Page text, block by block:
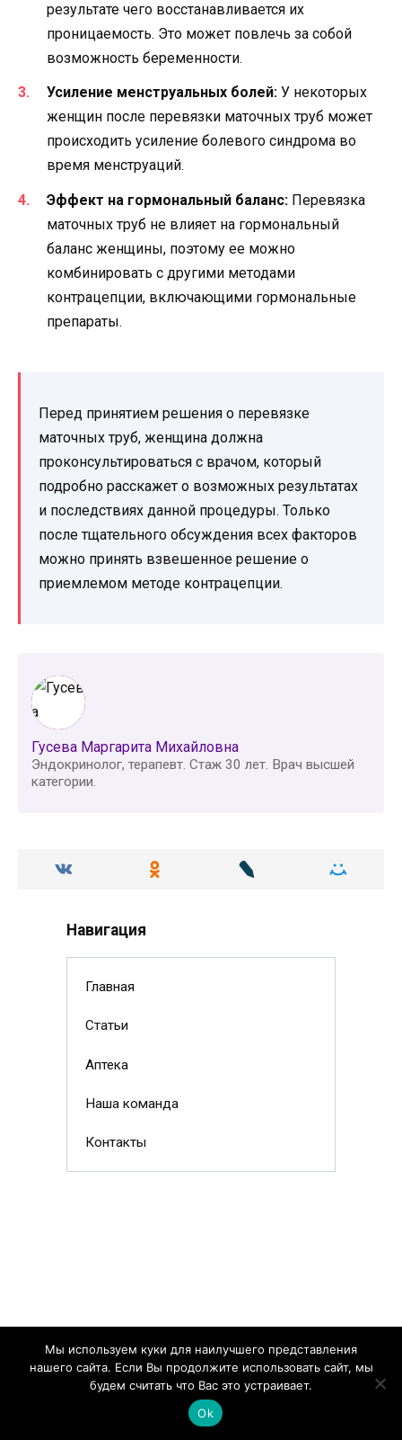
результате чего восстанавливается их
проницаемость. Это может повлечь за собой
возможность беременности.
Усиление менструальных болей: У некоторых
женщин после перевязки маточных труб может
происходить усиление болевого синдрома во
время менструаций.
Эффект на гормональный баланс: Перевязка
маточных труб не влияет на гормональный
баланс женщины, поэтому ее можно
комбинировать с другими методами
контрацепции, включающими гормональные
препараты.
Перед принятием решения о перевязке
маточных труб, женщина должна
проконсультироваться с врачом, который
подробно расскажет о возможных результатах
и последствиях данной процедуры. Только
после тщательного обсуждения всех факторов
можно принять взвешенное решение о
приемлемом методе контрацепции.
Гусева Маргарита Михайловна
Эндокринолог, терапевт. Стаж 30 лет. Врач высшей
категории.
Навигация
Главная
Статьи
Аптека
Наша команда
Контакты
Мы используем куки для наилучшего представления
нашего сайта. Если Вы продолжите использовать сайт, мы
будем считать что Вас это устраивает.
Ok